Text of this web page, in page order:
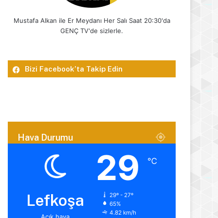
Mustafa Alkan ile Er Meydanı Her Salı Saat 20:30'da
GENÇ TV'de sizlerle.
Bizi Facebook’ta Takip Edin
Hava Durumu
Lefkoşa
29 ℃
29º - 27º
65%
4.82 km/h